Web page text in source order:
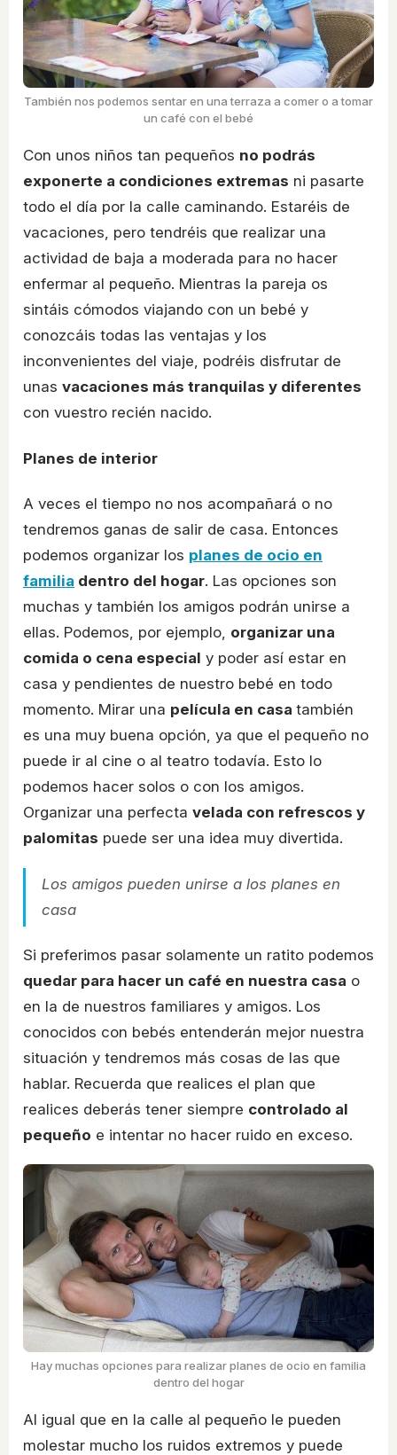
También nos podemos sentar en una terraza a comer o a tomar
un café con el bebé
Con unos niños tan pequeños no podrás
exponerte a condiciones extremas ni pasarte
todo el día por la calle caminando. Estaréis de
vacaciones, pero tendréis que realizar una
actividad de baja a moderada para no hacer
enfermar al pequeño. Mientras la pareja os
sintáis cómodos viajando con un bebé y
conozcáis todas las ventajas y los
inconvenientes del viaje, podréis disfrutar de
unas vacaciones más tranquilas y diferentes
con vuestro recién nacido.
Planes de interior
A veces el tiempo no nos acompañará o no
tendremos ganas de salir de casa. Entonces
podemos organizar los planes de ocio en
familia dentro del hogar. Las opciones son
muchas y también los amigos podrán unirse a
ellas. Podemos, por ejemplo, organizar una
comida o cena especial y poder así estar en
casa y pendientes de nuestro bebé en todo
momento. Mirar una película en casa también
es una muy buena opción, ya que el pequeño no
puede ir al cine o al teatro todavía. Esto lo
podemos hacer solos o con los amigos.
Organizar una perfecta velada con refrescos y
palomitas puede ser una idea muy divertida.
Los amigos pueden unirse a los planes en
casa
Si preferimos pasar solamente un ratito podemos
quedar para hacer un café en nuestra casa o
en la de nuestros familiares y amigos. Los
conocidos con bebés entenderán mejor nuestra
situación y tendremos más cosas de las que
hablar. Recuerda que realices el plan que
realices deberás tener siempre controlado al
pequeño e intentar no hacer ruido en exceso.
Hay muchas opciones para realizar planes de ocio en familia
dentro del hogar
Al igual que en la calle al pequeño le pueden
molestar mucho los ruidos extremos y puede